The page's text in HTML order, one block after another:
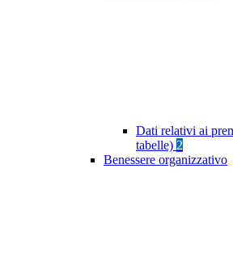
Dati relativi ai
tabelle) 2
Benessere organizzativo